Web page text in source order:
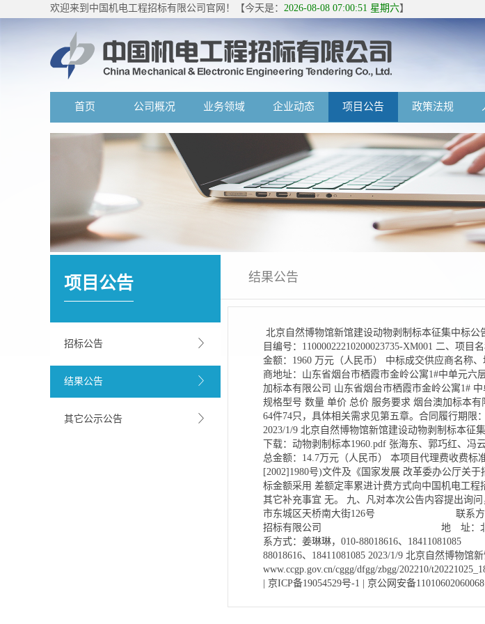
欢迎来到中国机电工程招标有限公司官网！【今天是： 2026-08-08 07:00:51 星期六】
首页 公司概况 业务领域 企业动态 项目公告 政策法规
项目公告
招标公告
结果公告
其它公示公告
结果公告
北京自然博物馆新馆建设动物剥制标本征集中标公
目编号：11000022210200023735-XM001 二、项
金额：1960 万元（人民币） 中标成交供应商名称
商地址：山东省烟台市栖霞市金岭公寓1#中单元六
加标本有限公司 山东省烟台市栖霞市金岭公寓1#
规格型号 数量 单价 总价 服务要求 烟台澳加标本
64件74只，具体相关需求见第五章。合同履行期限
2023/1/9 北京自然博物馆新馆建设动物剥制标本征集
下载：动物剥制标本1960.pdf 张海东、郭巧红、
总金额：14.7万元（人民币） 本项目代理费收费
[2002]1980号)文件及《国家发展 改革委办公厅关
标金额采用 差额定率累进计费方式向中国机电工程
其它补充事宜 无。 九、凡对本次公告内容提
市东城区天桥南大街126号 联系方式：
招标有限公司 地 址：北京市
系方式：姜琳琳，010-88018616、
88018616、18411081085 2023/1/9 北京自然博物馆
www.ccgp.gov.cn/cggg/dfgg/zbgg/202210/
| 京ICP备19054529号-1 | 京公网安备